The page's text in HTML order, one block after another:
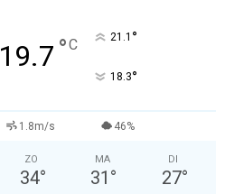
19.7 °C 21.1 °
18.3°
1.8m/s 46%
ZO
34°
MA
31 °
DI
27°